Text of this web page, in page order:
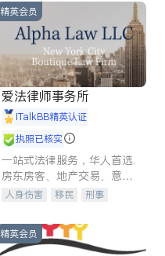
商铺租售
精英会员
爱法律师事务所
iTalkBB精英认证
执照已核实
一站式法律服务，华人首选.
房东房客、地产交易、意外
伤害、车祸重伤、商业诉
建筑合同、刑事案件全包办
人身伤害 移民
刑事
信托/遗嘱
商业
索赔
律师-其它 保释
精英会员